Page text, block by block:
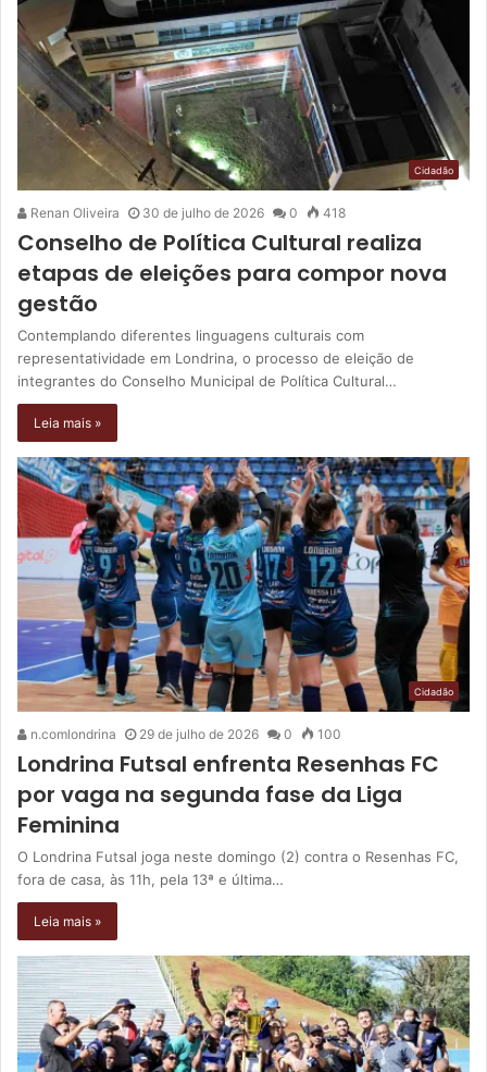
Cidadão
Renan Oliveira 30 de julho de 2026 0 418
Conselho de Política Cultural realiza
etapas de eleições para compor nova
gestão
Contemplando diferentes linguagens culturais com
representatividade em Londrina, o processo de eleição de
integrantes do Conselho Municipal de Política Cultural…
Leia mais »
Cidadão
n.comlondrina 29 de julho de 2026 0 100
Londrina Futsal enfrenta Resenhas FC
por vaga na segunda fase da Liga
Feminina
O Londrina Futsal joga neste domingo (2) contra o Resenhas FC,
fora de casa, às 11h, pela 13ª e última…
Leia mais »